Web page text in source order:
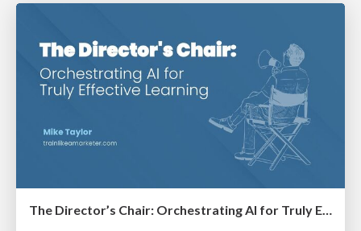
The Director’s Chair: Orchestrating AI for Truly Effective Learning